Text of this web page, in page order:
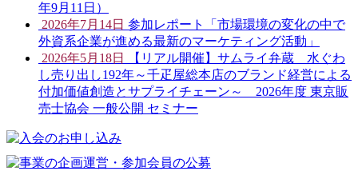
年9月11日）
2026年7月14日 参加レポート「市場環境の変化の中で
外資系企業が進める最新のマーケティング活動」
2026年5月18日
【リアル開催】サムライ弁蔵 水ぐわ
し売り出し192年～千疋屋総本店のブランド経営による
付加価値創造とサプライチェーン～ 2026年度 東京販
売士協会 一般公開 セミナー